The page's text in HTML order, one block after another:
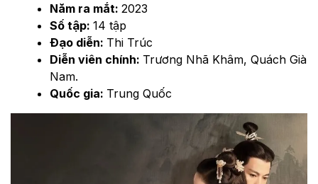
Năm ra mắt: 2023
Số tập: 14 tập
Đạo diễn: Thi Trúc
Diễn viên chính: Trương Nhã Khâm, Quách Già
Nam.
Quốc gia: Trung Quốc